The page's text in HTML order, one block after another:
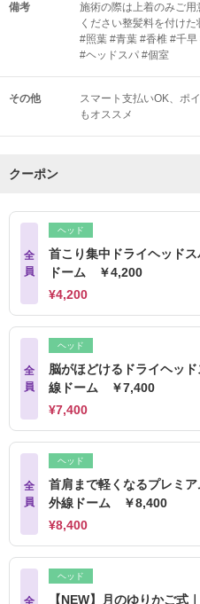
備考
施術の際は上着のみご用
ください整髪料を付け
#照葉 #青葉 #香椎 #千
#ヘッドスパ #個室
その他 スマート支払いOK ポ
もオススメ
クーポン
全
員
ヘッド
首こり集中ドライヘッド
ドーム ￥4,200
¥4,200
全
員
ヘッド
脳がほどけるドライヘッ
線ドーム ￥7,400
¥7,400
全
員
ヘッド
首肩まで軽くなるプレミ
外線ドーム ￥8,400
¥8,400
全
ヘッド
【NEW】月のゆりかご式